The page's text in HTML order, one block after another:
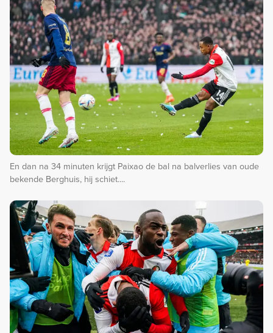
En dan na 34 minuten krijgt Paixao de bal na balverlies van oude
bekende Berghuis, hij schiet....